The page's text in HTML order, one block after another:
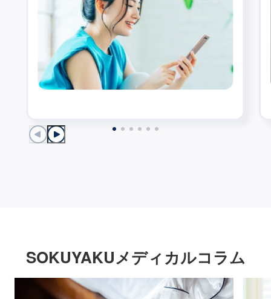
SOKUYAKUメディカルコラム